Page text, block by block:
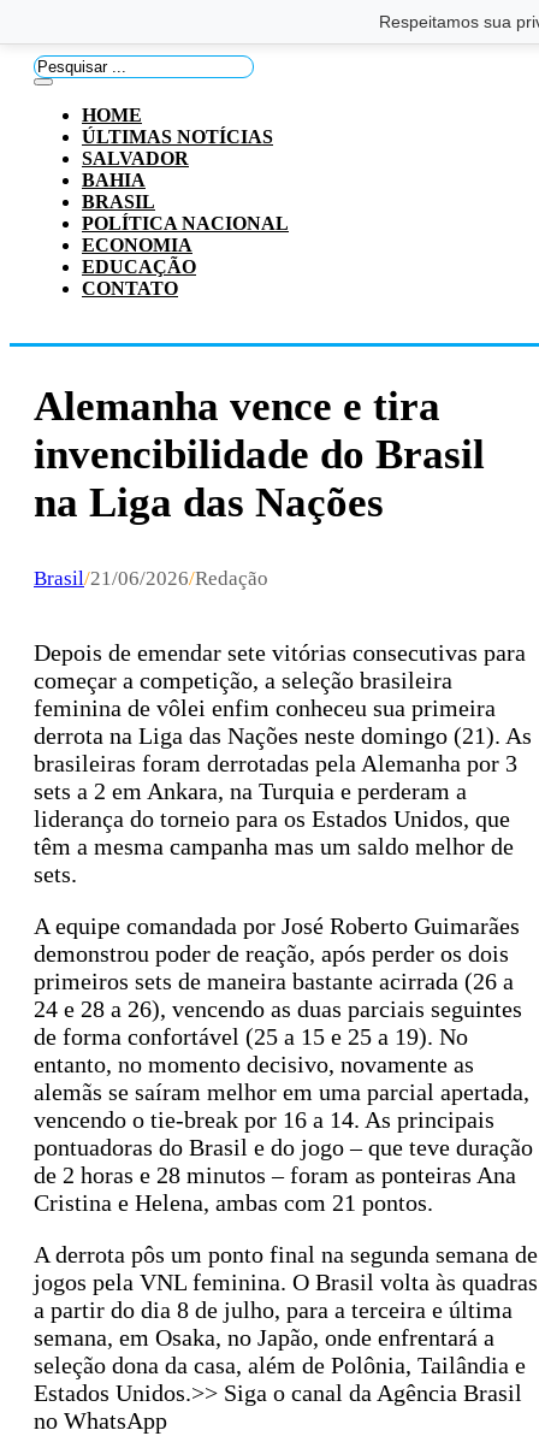
Respeitamos sua
Pesquisar
...
HOME
ÚLTIMAS NOTÍCIAS
SALVADOR
BAHIA
BRASIL
POLÍTICA NACIONAL
ECONOMIA
EDUCAÇÃO
CONTATO
Alemanha vence e tira
invencibilidade do Brasil
na Liga das Nações
Brasil/21/06/2026/Redação
Depois de emendar sete vitórias consecutivas para
começar a competição, a seleção brasileira
feminina de vôlei enfim conheceu sua primeira
derrota na Liga das Nações neste domingo (21). As
brasileiras foram derrotadas pela Alemanha por 3
sets a 2 em Ankara, na Turquia e perderam a
liderança do torneio para os Estados Unidos, que
têm a mesma campanha mas um saldo melhor de
sets.
A equipe comandada por José Roberto Guimarães
demonstrou poder de reação, após perder os dois
primeiros sets de maneira bastante acirrada (26 a
24 e 28 a 26), vencendo as duas parciais seguintes
de forma confortável (25 a 15 e 25 a 19). No
entanto, no momento decisivo, novamente as
alemãs se saíram melhor em uma parcial apertada,
vencendo o tie-break por 16 a 14. As principais
pontuadoras do Brasil e do jogo – que teve duração
de 2 horas e 28 minutos – foram as ponteiras Ana
Cristina e Helena, ambas com 21 pontos.
A derrota pôs um ponto final na segunda semana de
jogos pela VNL feminina. O Brasil volta às quadras
a partir do dia 8 de julho, para a terceira e última
semana, em Osaka, no Japão, onde enfrentará a
seleção dona da casa, além de Polônia, Tailândia e
Estados Unidos.>> Siga o canal da Agência Brasil
no WhatsApp